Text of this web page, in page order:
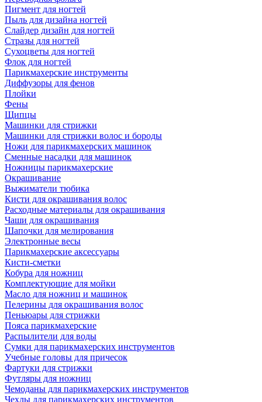
Пигмент для ногтей
Пыль для дизайна ногтей
Слайдер дизайн для ногтей
Стразы для ногтей
Сухоцветы для ногтей
Флок для ногтей
Парикмахерские инструменты
Диффузоры для фенов
Плойки
Фены
Щипцы
Машинки для стрижки
Машинки для стрижки волос и бороды
Ножи для парикмахерских машинок
Сменные насадки для машинок
Ножницы парикмахерские
Окрашивание
Выжиматели тюбика
Кисти для окрашивания волос
Расходные материалы для окрашивания
Чаши для окрашивания
Шапочки для мелирования
Электронные весы
Парикмахерские аксессуары
Кисти-сметки
Кобура для ножниц
Комплектующие для мойки
Масло для ножниц и машинок
Пелерины для окрашивания волос
Пеньюары для стрижки
Пояса парикмахерские
Распылители для воды
Сумки для парикмахерских инструментов
Учебные головы для причесок
Фартуки для стрижки
Футляры для ножниц
Чемоданы для парикмахерских инструментов
Чехлы для парикмахерских инструментов